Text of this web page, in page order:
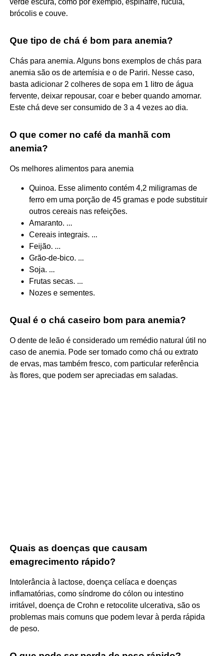
brócolis e couve.
Que tipo de chá é bom para anemia?
Chás para anemia. Alguns bons exemplos de chás para
anemia são os de artemísia e o de Pariri. Nesse caso,
basta adicionar 2 colheres de sopa em 1 litro de água
fervente, deixar repousar, coar e beber quando amornar.
Este chá deve ser consumido de 3 a 4 vezes ao dia.
O que comer no café da manhã com
anemia?
Os melhores alimentos para anemia
Quinoa. Esse alimento contém 4,2 miligramas de
ferro em uma porção de 45 gramas e pode substituir
outros cereais nas refeições.
Amaranto. ...
Cereais integrais. ...
Feijão. ...
Grão-de-bico. ...
Soja. ...
Frutas secas. ...
Nozes e sementes.
Qual é o chá caseiro bom para anemia?
O dente de leão é considerado um remédio natural útil no
caso de anemia. Pode ser tomado como chá ou extrato
de ervas, mas também fresco, com particular referência
às flores, que podem ser apreciadas em saladas.
Quais as doenças que causam
emagrecimento rápido?
Intolerância à lactose, doença celíaca e doenças
inflamatórias, como síndrome do cólon ou intestino
irritável, doença de Crohn e retocolite ulcerativa, são os
problemas mais comuns que podem levar à perda rápida
de peso.